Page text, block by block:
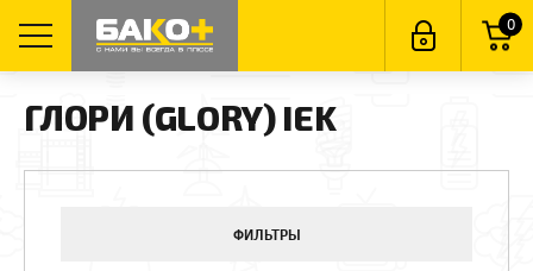
0
ГЛОРИ (GLORY) IEK
ФИЛЬТРЫ